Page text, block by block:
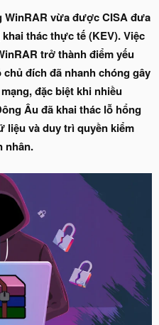
vừa được CISA đưa
thác thực tế (KEV). Việc
trở thành điểm yếu
đích đã nhanh chóng gây
đặc biệt khi nhiều
Âu đã khai thác lỗ hổng
liệu và duy trì quyền kiểm
nhân.